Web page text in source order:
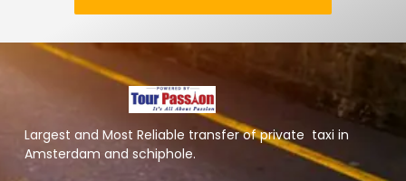
Largest and Most Reliable transfer of private taxi in
Amsterdam and schiphole.